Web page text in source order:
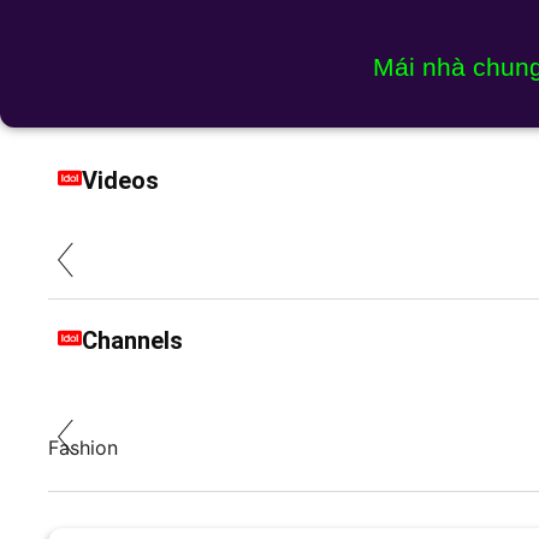
Mái nhà
Videos
Channels
Fashion